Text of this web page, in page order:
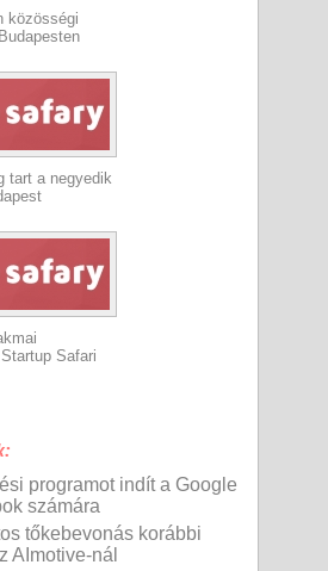
közösségi
tart a negyedik
Safari
programot indít a Google
számára
tőkebevonás korábbi
AImotive-nál